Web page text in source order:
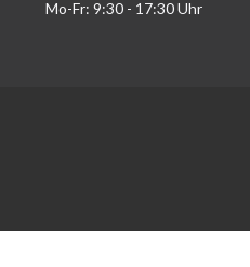
Mo-Fr: 9:30 - 17:30 Uhr